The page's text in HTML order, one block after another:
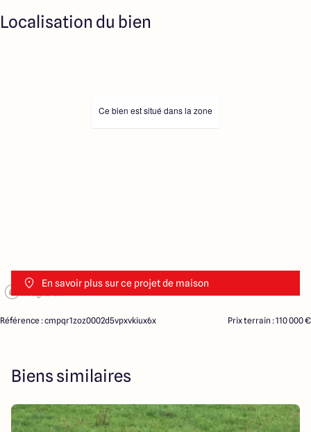
Localisation du bien
En savoir plus sur ce projet de maison
Ce bien est situé dans la zone
Référence : cmpqr1zoz0002d5vpxvkiux6x Prix terrain : 110 000 €
Biens similaires